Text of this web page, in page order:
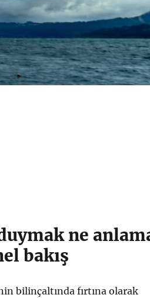
ne
bakış
bilinçaltında fırtına olarak